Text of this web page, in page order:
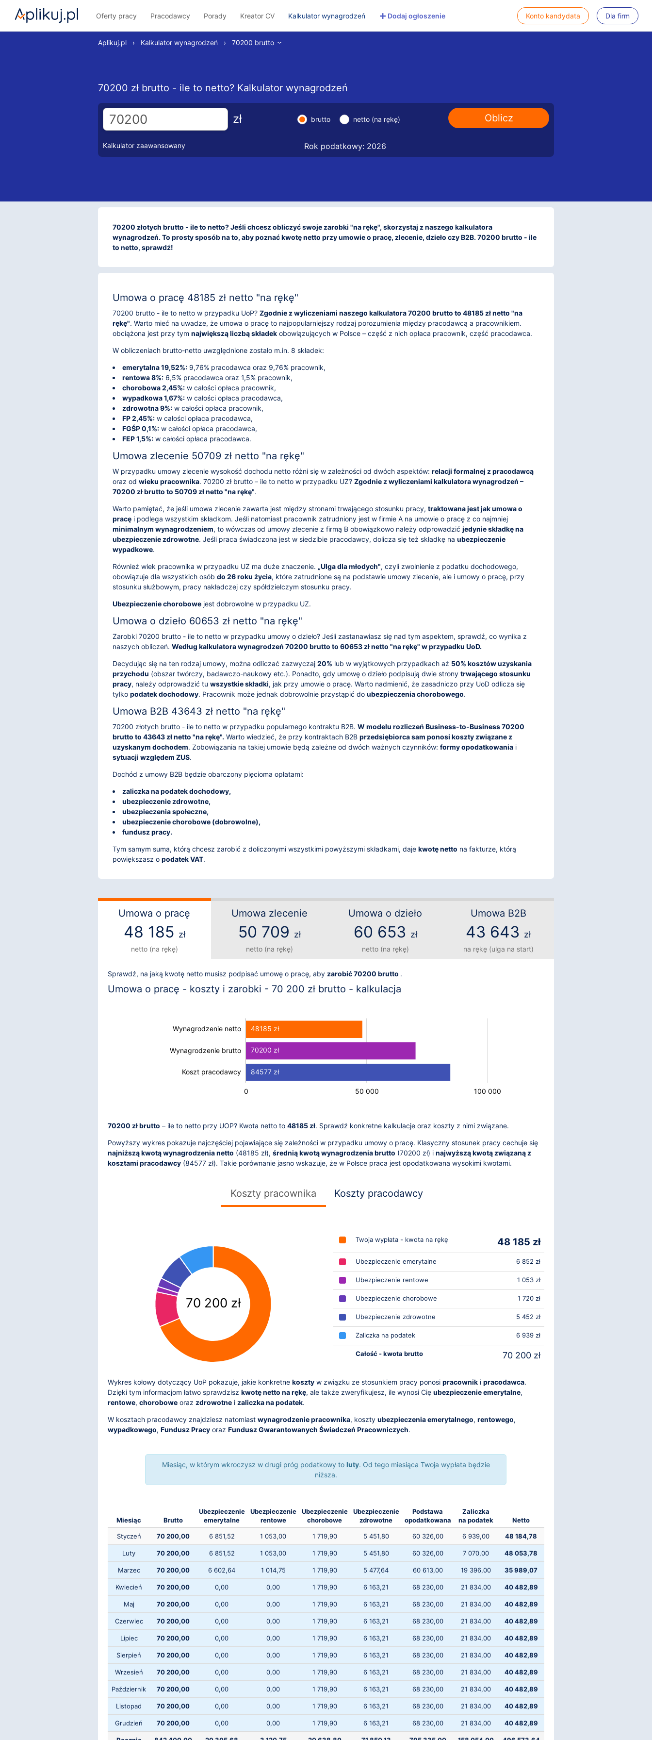
Oferty pracy Pracodawcy Porady Kreator CV Kalkulator wynagrodzeń + Dodaj ogłoszenie Konto kandydata Dla firm
Aplikuj.pl › Kalkulator wynagrodzeń › 70200 brutto ›
70200 zł brutto - ile to netto? Kalkulator wynagrodzeń
zł brutto netto (na rękę)
Kalkulator zaawansowany Rok podatkowy: 2026
70200 złotych brutto - ile to netto? Jeśli chcesz obliczyć swoje zarobki "na rękę", skorzystaj z naszego kalkulatora
wynagrodzeń. To prosty sposób na to, aby poznać kwotę netto przy umowie o pracę, zlecenie, dzieło czy B2B. 70200 brutto - ile
to netto, sprawdź!
Umowa o pracę 48185 zł netto "na rękę"
70200 brutto - ile to netto w przypadku UoP? Zgodnie z wyliczeniami naszego kalkulatora 70200 brutto to 48185 zł netto "na
rękę". Warto mieć na uwadze, że umowa o pracę to najpopularniejszy rodzaj porozumienia między pracodawcą a pracownikiem.
obciążona jest przy tym największą liczbą składek obowiązujących w Polsce – część z nich opłaca pracownik, część pracodawca.
W obliczeniach brutto-netto uwzględnione zostało m.in. 8 składek:
emerytalna 19,52%: 9,76% pracodawca oraz 9,76% pracownik,
rentowa 8%: 6,5% pracodawca oraz 1,5% pracownik,
chorobowa 2,45%: w całości opłaca pracownik,
wypadkowa 1,67%: w całości opłaca pracodawca,
zdrowotna 9%: w całości opłaca pracownik,
FP 2,45%: w całości opłaca pracodawca,
FGŚP 0,1%: w całości opłaca pracodawca,
FEP 1,5%: w całości opłaca pracodawca.
Umowa zlecenie 50709 zł netto "na rękę"
W przypadku umowy zlecenie wysokość dochodu netto różni się w zależności od dwóch aspektów: relacji formalnej z pracodawcą
oraz od wieku pracownika. 70200 zł brutto – ile to netto w przypadku UZ? Zgodnie z wyliczeniami kalkulatora wynagrodzeń –
70200 zł brutto to 50709 zł netto "na rękę".
Warto pamiętać, że jeśli umowa zlecenie zawarta jest między stronami trwającego stosunku pracy, traktowana jest jak umowa o
pracę i podlega wszystkim składkom. Jeśli natomiast pracownik zatrudniony jest w firmie A na umowie o pracę z co najmniej
minimalnym wynagrodzeniem, to wówczas od umowy zlecenie z firmą B obowiązkowo należy odprowadzić jedynie składkę na
ubezpieczenie zdrowotne. Jeśli praca świadczona jest w siedzibie pracodawcy, dolicza się też składkę na ubezpieczenie
wypadkowe.
Również wiek pracownika w przypadku UZ ma duże znaczenie. „Ulga dla młodych", czyli zwolnienie z podatku dochodowego,
obowiązuje dla wszystkich osób do 26 roku życia, które zatrudnione są na podstawie umowy zlecenie, ale i umowy o pracę, przy
stosunku służbowym, pracy nakładczej czy spółdzielczym stosunku pracy.
Ubezpieczenie chorobowe jest dobrowolne w przypadku UZ.
Umowa o dzieło 60653 zł netto "na rękę"
Zarobki 70200 brutto - ile to netto w przypadku umowy o dzieło? Jeśli zastanawiasz się nad tym aspektem, sprawdź, co wynika z
naszych obliczeń. Według kalkulatora wynagrodzeń 70200 brutto to 60653 zł netto "na rękę" w przypadku UoD.
Decydując się na ten rodzaj umowy, można odliczać zazwyczaj 20% lub w wyjątkowych przypadkach aż 50% kosztów uzyskania
przychodu (obszar twórczy, badawczo-naukowy etc.). Ponadto, gdy umowę o dzieło podpisują dwie strony trwającego stosunku
pracy, należy odprowadzić tu wszystkie składki, jak przy umowie o pracę. Warto nadmienić, że zasadniczo przy UoD odlicza się
tylko podatek dochodowy. Pracownik może jednak dobrowolnie przystąpić do ubezpieczenia chorobowego.
Umowa B2B 43643 zł netto "na rękę"
70200 złotych brutto - ile to netto w przypadku popularnego kontraktu B2B. W modelu rozliczeń Business-to-Business 70200
brutto to 43643 zł netto "na rękę". Warto wiedzieć, że przy kontraktach B2B przedsiębiorca sam ponosi koszty związane z
uzyskanym dochodem. Zobowiązania na takiej umowie będą zależne od dwóch ważnych czynników: formy opodatkowania i
sytuacji względem ZUS.
Dochód z umowy B2B będzie obarczony pięcioma opłatami:
zaliczka na podatek dochodowy,
ubezpieczenie zdrowotne,
ubezpieczenia społeczne,
ubezpieczenie chorobowe (dobrowolne),
fundusz pracy.
Tym samym suma, którą chcesz zarobić z doliczonymi wszystkimi powyższymi składkami, daje kwotę netto na fakturze, którą
powiększasz o podatek VAT.
Umowa o pracę
48 185 zł
netto (na rękę)
Umowa zlecenie
50 709 zł
netto (na rękę)
Umowa o dzieło
60 653 zł
netto (na rękę)
Umowa B2B
43 643 zł
na rękę (ulga na start)
Sprawdź, na jaką kwotę netto musisz podpisać umowę o pracę, aby zarobić 70200 brutto .
Umowa o pracę - koszty i zarobki - 70 200 zł brutto - kalkulacja
48185 zł
70200 zł
84577 zł
Wynagrodzenie brutto
Wynagrodzenie netto
Wynagrodzenie brutto
Koszt pracodawcy
L
-40 000
-20 000
0
20 000
150 000 100 000
50 000
-50 000
-100 000
70200 zł brutto – ile to netto przy UOP? Kwota netto to 48185 zł. Sprawdź konkretne kalkulacje oraz koszty z nimi związane.
Powyższy wykres pokazuje najczęściej pojawiające się zależności w przypadku umowy o pracę. Klasyczny stosunek pracy cechuje się
najniższą kwotą wynagrodzenia netto (48185 zł), średnią kwotą wynagrodzenia brutto (70200 zł) i najwyższą kwotą związaną z
kosztami pracodawcy (84577 zł). Takie porównanie jasno wskazuje, że w Polsce praca jest opodatkowana wysokimi kwotami.
Koszty pracownika Koszty pracodawcy
70 200 zł
Twoja wypłata - kwota na rękę 48 185 zł
Ubezpieczenie emerytalne 6 852 zł
Ubezpieczenie rentowe 1 053 zł
Ubezpieczenie chorobowe 1 720 zł
Ubezpieczenie zdrowotne 5 452 zł
Zaliczka na podatek 6 939 zł
Całość - kwota brutto 70 200 zł
Wykres kołowy dotyczący UoP pokazuje, jakie konkretne koszty w związku ze stosunkiem pracy ponosi pracownik i pracodawca.
Dzięki tym informacjom łatwo sprawdzisz kwotę netto na rękę, ale także zweryfikujesz, ile wynosi Cię ubezpieczenie emerytalne,
rentowe, chorobowe oraz zdrowotne i zaliczka na podatek.
W kosztach pracodawcy znajdziesz natomiast wynagrodzenie pracownika, koszty ubezpieczenia emerytalnego, rentowego,
wypadkowego, Fundusz Pracy oraz Fundusz Gwarantowanych Świadczeń Pracowniczych.
Miesiąc, w którym wkroczysz w drugi próg podatkowy to luty. Od tego miesiąca Twoja wypłata będzie
niższa.
Miesiąc Brutto
Ubezpieczenie
emerytalne
Ubezpieczenie
rentowe
Ubezpieczenie
chorobowe
Ubezpieczenie
zdrowotne
Podstawa
opodatkowana
Zaliczka
na podatek
Netto
Styczeń 70 200,00 6 851,52 1 053,00 1 719,90 5 451,80 60 326,00 6 939,00 48 184,78
Luty 70 200,00 6 851,52 1 053,00 1 719,90 5 451,80 60 326,00 7 070,00 48 053,78
Marzec 70 200,00 6 602,64 1 014,75 1 719,90 5 477,64 60 613,00 19 396,00 35 989,07
Kwiecień 70 200,00 0,00 0,00 1 719,90 6 163,21 68 230,00 21 834,00 40 482,89
Maj 70 200,00 0,00 0,00 1 719,90 6 163,21 68 230,00 21 834,00 40 482,89
Czerwiec 70 200,00 0,00 0,00 1 719,90 6 163,21 68 230,00 21 834,00 40 482,89
Lipiec 70 200,00 0,00 0,00 1 719,90 6 163,21 68 230,00 21 834,00 40 482,89
Sierpień 70 200,00 0,00 0,00 1 719,90 6 163,21 68 230,00 21 834,00 40 482,89
Wrzesień 70 200,00 0,00 0,00 1 719,90 6 163,21 68 230,00 21 834,00 40 482,89
Październik 70 200,00 0,00 0,00 1 719,90 6 163,21 68 230,00 21 834,00 40 482,89
Listopad 70 200,00 0,00 0,00 1 719,90 6 163,21 68 230,00 21 834,00 40 482,89
Grudzień 70 200,00 0,00 0,00 1 719,90 6 163,21 68 230,00 21 834,00 40 482,89